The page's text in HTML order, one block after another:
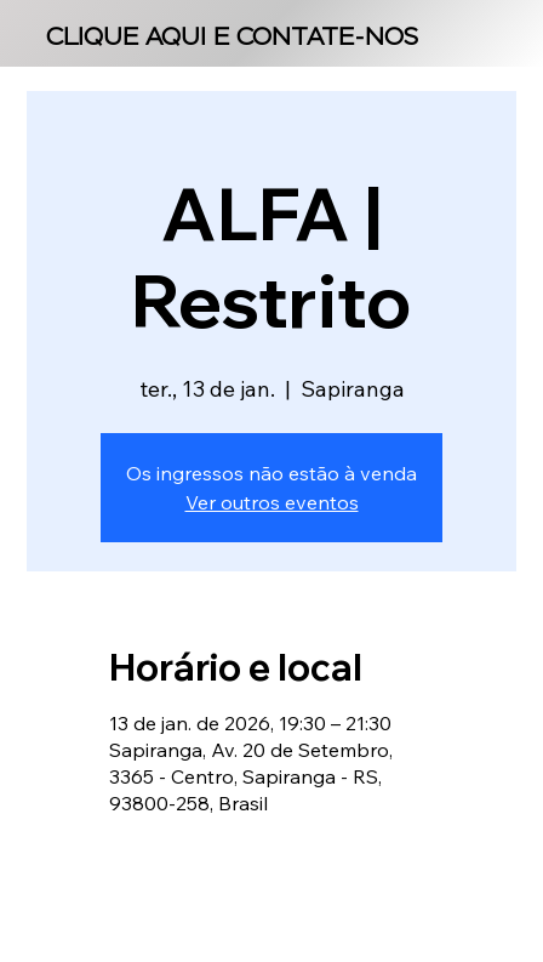
CLIQUE AQUI E CONTATE-NOS
CLIQUE AQUI E CONTATE-NOS
ALFA |
Restrito
ter., 13 de jan.
  |
Sapiranga
Os ingressos não estão à venda
Ver outros eventos
Horário e local
13 de jan. de 2026, 19:30 – 21:30
Sapiranga, Av. 20 de Setembro,
3365 - Centro, Sapiranga - RS,
93800-258, Brasil